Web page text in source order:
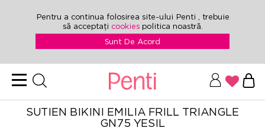
Pentru a continua folosirea site-ului Penti , trebuie
să acceptați cookies politica noastră.
Sunt De Acord
SUTIEN BIKINI EMILIA FRILL TRIANGLE
GN75 YESIL